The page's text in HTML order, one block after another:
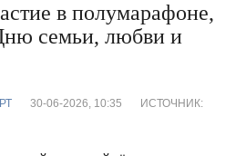
в полумарафоне,
семьи, любви и
30-06-2026, 10:35 ИСТОЧНИК: